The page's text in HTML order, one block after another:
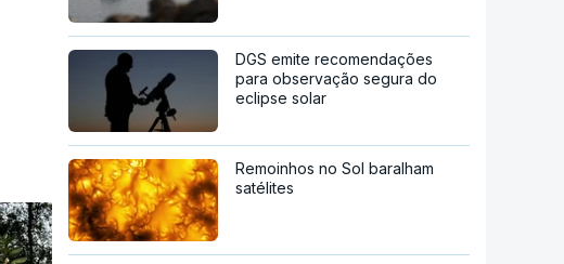
DGS emite recomendações
para observação segura do
eclipse solar
Remoinhos no Sol baralham
satélites